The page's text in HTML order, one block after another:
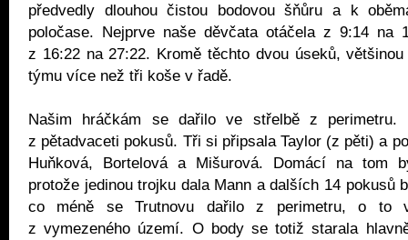
předvedly dlouhou čistou bodovou šňůru a k
poločase. Nejprve naše děvčata otáčela z 9:14 na
z 16:22 na 27:22. Kromě těchto dvou úseků, většinou
týmu více než tři koše v řadě.
Našim hráčkám se dařilo ve střelbě z perimetru.
z pětadvaceti pokusů. Tři si připsala Taylor (z pěti) a
Huňková, Bortelová a Mišurová. Domácí na tom
protože jedinou trojku dala Mann a dalších 14 pokusů
co méně se Trutnovu dařilo z perimetru, o to
z vymezeného území. O body se totiž starala